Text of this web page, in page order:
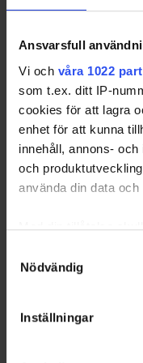
Ansvarsfull
Vi och våra 1022
som t.ex. ditt IP-
cookies för att lagra
enhet för att kunna
innehåll, annons-
och
använda din data
Med din tillåtelse
kan ha en
Ta reda på mer om
Nödvändig
Inställningar
2026-08-15 15:30
Swehockey –
Swehockey ger dig
och statistik för
egna favoritlag i
periodpaus m.m.